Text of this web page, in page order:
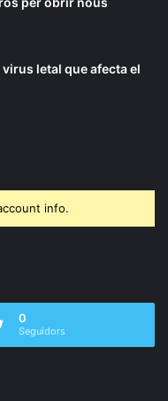
letal que afecta el
info.
0
Seguidors